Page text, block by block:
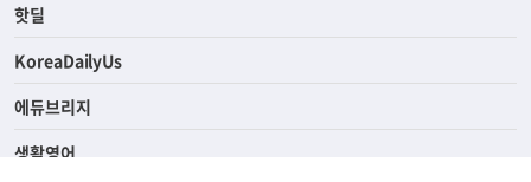
핫딜
KoreaDailyUs
에듀브리지
생활영어